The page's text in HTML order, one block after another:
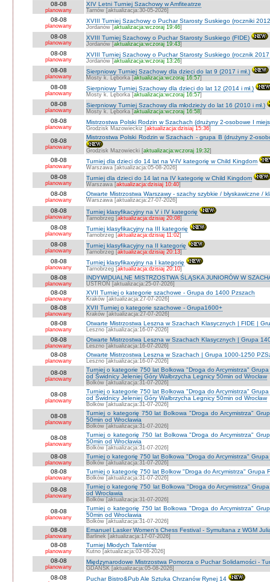
08-08
planowany
XIV Letni Turniej Szachowy w Amfiteatrze
Tarnów [aktualizacja:30-05-2026]
08-08
planowany
XVIII Turniej Szachowy o Puchar Starosty Suskiego (roczniki
Jordanów [aktualizacja:wczoraj 19:46]
08-08
planowany
XVIII Turniej Szachowy o Puchar Starosty Suskiego (FIDE)
Jordanów [aktualizacja:wczoraj 19:43]
08-08
planowany
XVIII Turniej Szachowy o Puchar Starosty Suskiego (rocznik 2017
Jordanów [aktualizacja:wczoraj 13:26]
08-08
planowany
Sierpniowy Turniej Szachowy dla dzieci do lat 9 (2017 i mł.)
Mosty k. Lęborka [aktualizacja:wczoraj 16:57]
08-08
planowany
Sierpniowy Turniej Szachowy dla dzieci do lat 12 (2014 i mł.)
Mosty k. Lęborka [aktualizacja:wczoraj 16:57]
08-08
planowany
Sierpniowy Turniej Szachowy dla młodzieży do lat 16 (2010 i mł.)
Mosty k. Lęborka [aktualizacja:wczoraj 16:58]
08-08
planowany
Mistrzostwa Polski Rodzin w Szachach (drużyny 2-osobowe I
Grodzisk Mazowieckiz [aktualizacja:dzisiaj 15:36]
08-08
planowany
Mistrzostwa Polski Rodzin w Szachach - grupa B (drużyny 2-
Grodzisk Mazowiecki [aktualizacja:wczoraj 19:32]
08-08
planowany
Turniej dla dzieci do 14 lat na V-IV kategorię w Child Kingdom
Warszawa [aktualizacja:05-08-2026]
08-08
planowany
Turniej dla dzieci do 14 lat na IV kategorię w Child Kingdom
Warszawa [aktualizacja:dzisiaj 10:40]
08-08
planowany
Otwarte Mistrzostwa Warszawy - szachy szybkie / błyskawiczne /
Warszawa [aktualizacja:27-07-2026]
08-08
planowany
Turniej klasyfikacyjny na V i IV kategorię
Tarnobrzeg [aktualizacja:dzisiaj 20:08]
08-08
planowany
Turniej klasyfikacyjny na III kategorię
Tarnobrzeg [aktualizacja:dzisiaj 11:02]
08-08
planowany
Turniej klasyfikacyjny na II kategorię
Tarnobrzeg [aktualizacja:dzisiaj 20:13]
08-08
planowany
Turniej klasyfikaxyjny na I kategorię
Tarnobrzeg [aktualizacja:dzisiaj 20:10]
08-08
planowany
INDYWIDUALNE MISTRZOSTWA ŚLĄSKA JUNIORÓW W
USTROŃ [aktualizacja:25-07-2026]
08-08
planowany
XVII Turniej o kategorie szachowe - Grupa do 1400 Pzszach
Kraków [aktualizacja:27-07-2026]
08-08
planowany
XVII Turniej o kategorie szachowe - Grupa1600+
Kraków [aktualizacja:27-07-2026]
08-08
planowany
Otwarte Mistrzostwa Leszna w Szachach Klasycznych | FIDE |
Leszno [aktualizacja:16-07-2026]
08-08
planowany
Otwarte Mistrzostwa Leszna w Szachach Klasycznych | Grupa
Leszno [aktualizacja:16-07-2026]
08-08
planowany
Otwarte Mistrzostwa Leszna w Szachach | Grupa 1000-1250
Leszno [aktualizacja:16-07-2026]
08-08
planowany
Turniej o kategorie 750 lat Bolkowa "Droga do Arcymistrza"
od Świdnicy Jeleniej Góry Wałbrzycha Legnicy 50min od Wrocław
Bolków [aktualizacja:31-07-2026]
08-08
planowany
Turniej o kategorie 750 lat Bolkowa "Droga do Arcymistrza"
od Świdnicy Jeleniej Góry Wałbrzycha Legnicy 50min od Wrocław
Bolków [aktualizacja:31-07-2026]
08-08
planowany
Turniej o kategorię 750 lat Bolkowa "Droga do Arcymistrza"
50min od Wrocławia
Bolków [aktualizacja:31-07-2026]
08-08
planowany
Turniej o kategorię 750 lat Bolkowa "Droga do Arcymistrza"
50min od Wrocławia
Bolków [aktualizacja:31-07-2026]
08-08
planowany
Turniej o kategorię 750 lat Bolkowa "Droga do Arcymistrza"
Bolków [aktualizacja:31-07-2026]
08-08
planowany
Turniej o kategorię 750 lat Bolkow "Droga do Arcymistrza" Grupa
Bolków [aktualizacja:31-07-2026]
08-08
planowany
Turniej o kategorię 750 lat Bolkowa "Droga do Arcymistrza"
od Wrocławia
Bolków [aktualizacja:31-07-2026]
08-08
planowany
Turniej o kategorię 750 lat Bolkowa "Droga do Arcymistrza"
50min od Wrocławia
Bolków [aktualizacja:31-07-2026]
08-08
planowany
Emanuel Lasker Women's Chess Festival - Symultana z WGM
Barlinek [aktualizacja:17-07-2026]
08-08
planowany
Turniej Młodych Talentów
Kutno [aktualizacja:03-08-2026]
08-08
planowany
Międzynarodowe Mistrzostwa Pomorza o Puchar Solidarności -
GDAŃSK [aktualizacja:05-08-2026]
08-08 Puchar Bistro&Pub Ale Sztuka Chrzanów Rynej 14